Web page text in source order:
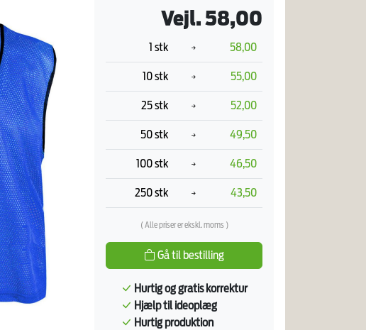
Vejl. 58,00
1 stk 58,00
10 stk 55,00
25 stk 52,00
50 stk 49,50
100 stk 46,50
250 stk 43,50
( Alle priser er ekskl. moms )
Gå til bestilling
Hurtig og gratis korrektur
Hjælp til ideoplæg
Hurtig produktion